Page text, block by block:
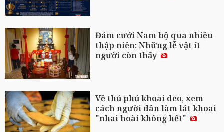
Đám cưới Nam bộ qua nhiều
thập niên: Những lễ vật ít
người còn thấy
Về thủ phủ khoai deo, xem
cách người dân làm lát khoai
"nhai hoài không hết"